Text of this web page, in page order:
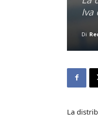
Iva
Di
La